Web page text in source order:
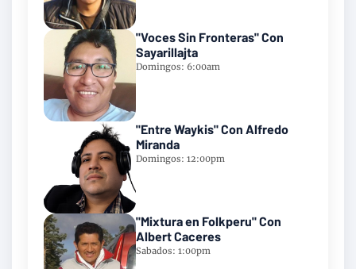
"Voces Sin Fronteras" Con
Sayarillajta
Domingos: 6:00am
"Entre Waykis" Con Alfredo
Miranda
Domingos: 12:00pm
"Mixtura en Folkperu" Con
Albert Caceres
Sabados: 1:00pm